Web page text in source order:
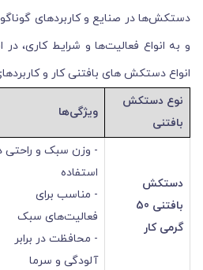
دستکش‌ها در صنایع و کاربردهای
و به انواع فعالیت‌ها و شرایط کاری،
انواع دستکش های بافتنی کار و کاربردهای
نوع دستکش
بافتنی
ویژگی‌ها
دستکش
بافتنی 50
گرمی کار
- وزن سبک و راحتی
استفاده
- مناسب برای
فعالیت‌های سبک
- محافظت در برابر
آلودگی و سرما